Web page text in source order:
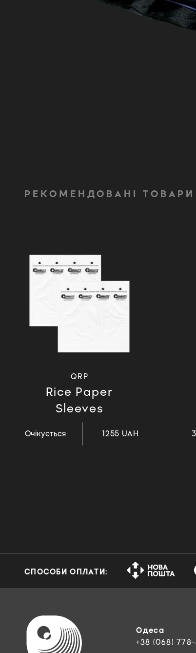
РЕКОМЕНДОВАНІ ТОВАРИ
QRP
Rice Paper
Sleeves
Очікується 1255 UAH
СПОСОБИ ОПЛАТИ:
Одеса
+38 (068)